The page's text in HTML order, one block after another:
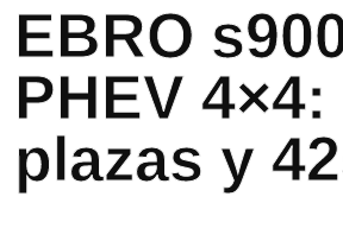
EBRO
PHEV 4×4:
plazas y